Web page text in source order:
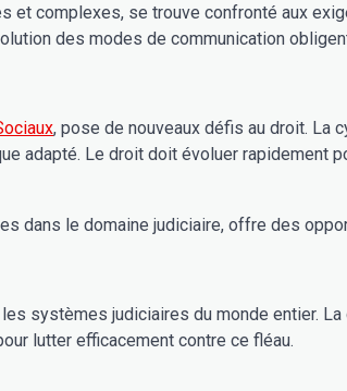
complexes, se trouve confronté aux
des modes de communication
, pose de nouveaux défis au droit. La
adapté. Le droit doit évoluer rapidement
dans le domaine judiciaire, offre des
systèmes judiciaires du monde entier.
lutter efficacement contre ce fléau.